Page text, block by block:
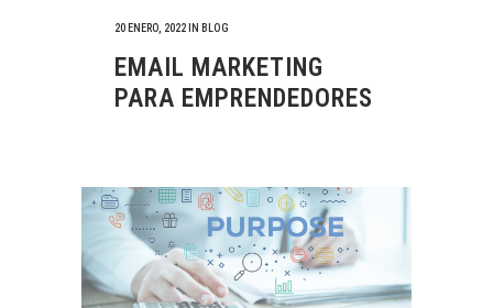
20 ENERO, 2022 IN BLOG
EMAIL MARKETING
PARA EMPRENDEDORES